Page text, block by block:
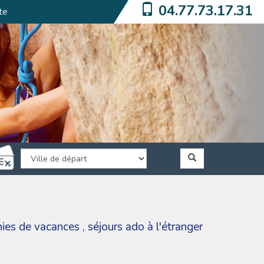
04.77.73.17.31
de vacances , séjours ado à l'étranger